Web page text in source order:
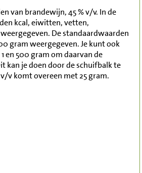
van brandewijn, 45 % v/v. In de
kcal, eiwitten, vetten,
De standaardwaarden
gram weergegeven. Je kunt ook
en 500 gram om daarvan de
kan je doen door de schuifbalk te
v komt overeen met 25 gram.